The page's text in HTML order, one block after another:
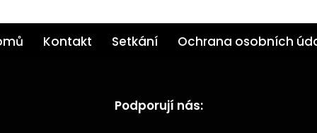
Kontakt Setkání Ochrana osobních
Podporují nás: